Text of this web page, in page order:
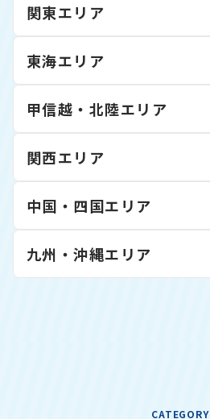
関東エリア
東海エリア
甲信越・北陸エリア
関西エリア
中国・四国エリア
九州・沖縄エリア
CATEGORY